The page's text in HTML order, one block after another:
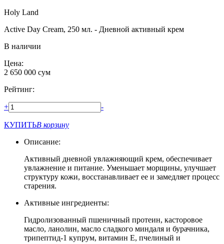
Holy Land
Active Day Cream, 250 мл. - Дневной активный крем
В наличии
Цена:
2 650 000 сум
Рейтинг:
+ -
КУПИТЬВ корзину
Описание:
Активный дневной увлажняющий крем, обеспечивает
увлажнение и питание. Уменьшает морщины, улучшает
структуру кожи, восстанавливает ее и замедляет процесс
старения.
Активные ингредиенты:
Гидролизованный пшеничный протеин, касторовое
масло, ланолин, масло сладкого миндаля и бурачника,
трипептид-1 купрум, витамин Е, пчелиный и